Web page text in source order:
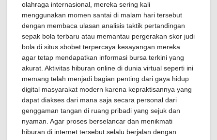
olahraga internasional, mereka sering kali
menggunakan momen santai di malam hari tersebut
dengan membaca ulasan analisis taktik pertandingan
sepak bola terbaru atau memantau pergerakan skor judi
bola di situs sbobet terpercaya kesayangan mereka
agar tetap mendapatkan informasi bursa terkini yang
akurat. Aktivitas hiburan online di dunia virtual seperti ini
memang telah menjadi bagian penting dari gaya hidup
digital masyarakat modern karena kepraktisannya yang
dapat diakses dari mana saja secara personal dari
genggaman tangan di ruang pribadi yang sejuk dan
nyaman. Agar proses berselancar dan menikmati
hiburan di internet tersebut selalu berjalan dengan